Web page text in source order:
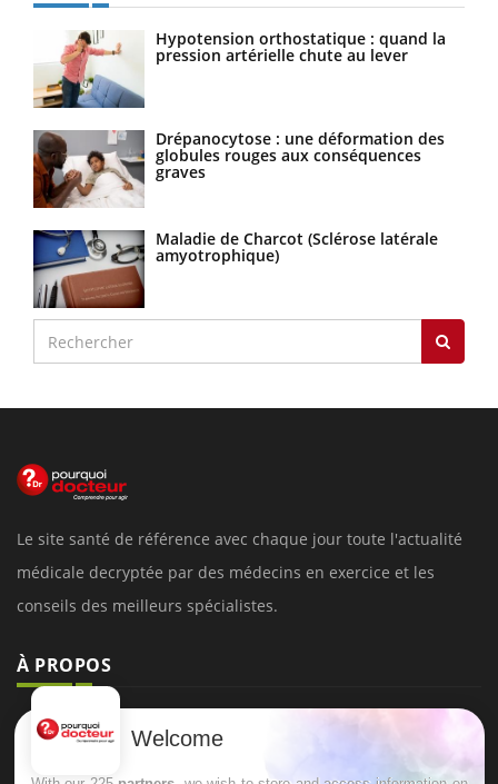
Hypotension orthostatique : quand la
pression artérielle chute au lever
Drépanocytose : une déformation des
globules rouges aux conséquences
graves
Maladie de Charcot (Sclérose latérale
amyotrophique)
Le site santé de référence avec chaque jour toute l'actualité
médicale decryptée par des médecins en exercice et les
conseils des meilleurs spécialistes.
À PROPOS
Données personnelles et cookies
Welcome